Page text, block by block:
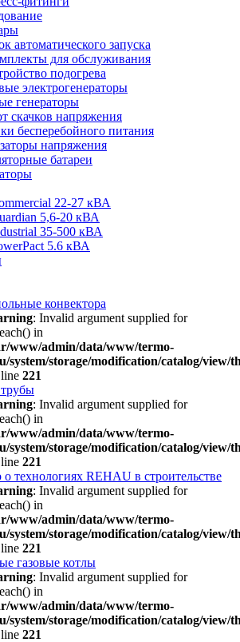
автоматического запуска
для обслуживания
подогрева
электрогенераторы
генераторы
скачков напряжения
бесперебойного питания
напряжения
батареи
22-27 кВА
5,6-20 кВА
35-500 кВА
5.6 кВА
конвектора
: Invalid argument supplied for
in
www/admin/data/www/termo-
system/storage/modification/catalog/view/
221
: Invalid argument supplied for
in
www/admin/data/www/termo-
system/storage/modification/catalog/view/
221
технологиях REHAU в строительстве
: Invalid argument supplied for
in
www/admin/data/www/termo-
system/storage/modification/catalog/view/
221
газовые котлы
: Invalid argument supplied for
in
www/admin/data/www/termo-
system/storage/modification/catalog/view/
221